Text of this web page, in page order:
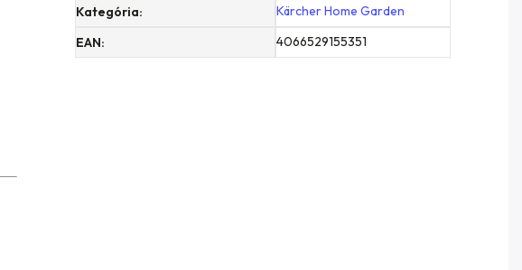
Kategória:
Kärcher Home Garden
EAN: 4066529155351